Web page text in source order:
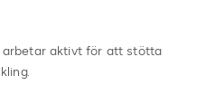
arbetar aktivt för att stötta